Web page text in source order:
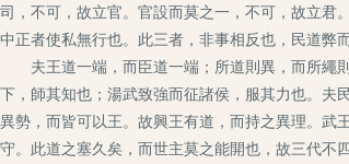
司，不可，故立官。官設而莫之一，不可，故立君
中正者使私無行也。此三者，非事相反也，民道弊
夫王道一端，而臣道一端；所道則異，而所繩則
下，師其知也；湯武致強而征諸侯，服其力也。夫
異勢，而皆可以王。故興王有道，而持之異理。武
守。此道之塞久矣，而世主莫之能開也，故三代不